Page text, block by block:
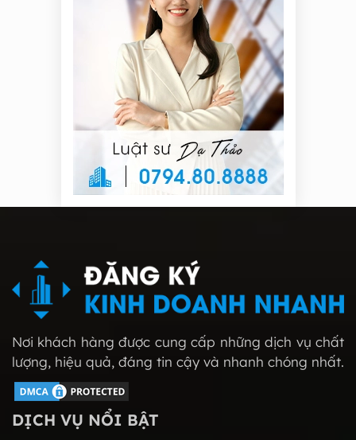
Nơi khách hàng được cung cấp những dịch vụ chất
lượng, hiệu quả, đáng tin cậy và nhanh chóng nhất.
DỊCH VỤ NỔI BẬT